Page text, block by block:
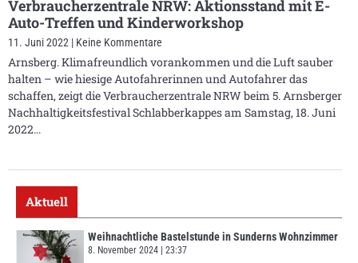
Verbraucherzentrale NRW: Aktionsstand mit E-
Auto-Treffen und Kinderworkshop
11. Juni 2022 Keine Kommentare
Arnsberg. Klimafreundlich vorankommen und die Luft sauber
halten – wie hiesige Autofahrerinnen und Autofahrer das
schaffen, zeigt die Verbraucherzentrale NRW beim 5. Arnsberger
Nachhaltigkeitsfestival Schlabberkappes am Samstag, 18. Juni
2022
Aktuell
Weihnachtliche Bastelstunde in Sunderns Wohnzimmer
8. November 2024 23:37